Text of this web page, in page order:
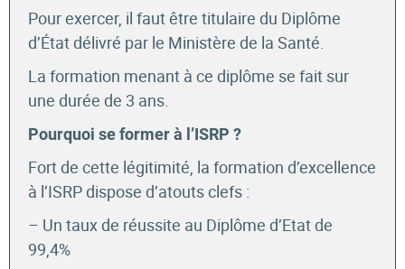
Pour exercer, il faut être titulaire du Diplôme
d’État délivré par le Ministère de la Santé.
La formation menant à ce diplôme se fait sur
une durée de 3 ans.
Pourquoi se former à l’ISRP ?
Fort de cette légitimité, la formation d’excellence
à l’ISRP dispose d’atouts clefs :
– Un taux de réussite au Diplôme d’Etat de
99,4%